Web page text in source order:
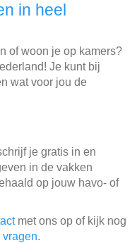
in heel
of woon je op kamers?
Je kunt bij
wat voor jou de
je gratis in en
in de vakken
op jouw havo- of
met ons op of kijk nog
.